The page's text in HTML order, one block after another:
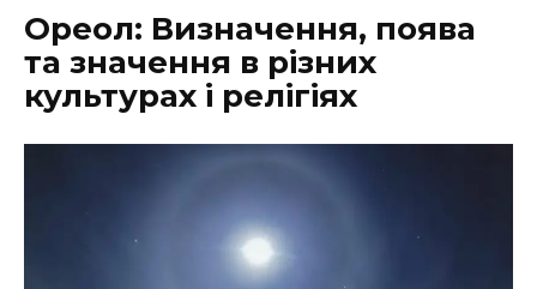
Ореол: Визначення, поява
та значення в різних
культурах і релігіях